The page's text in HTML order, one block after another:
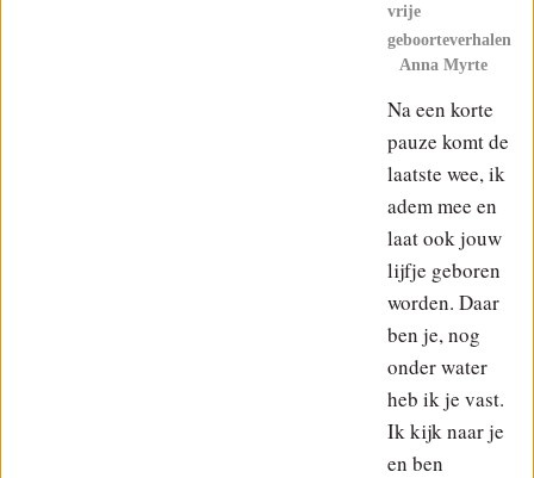
vrije
geboorteverhalen
Anna Myrte
Na een korte
pauze komt de
laatste wee, ik
adem mee en
laat ook jouw
lijfje geboren
worden. Daar
ben je, nog
onder water
heb ik je vast.
Ik kijk naar je
en ben